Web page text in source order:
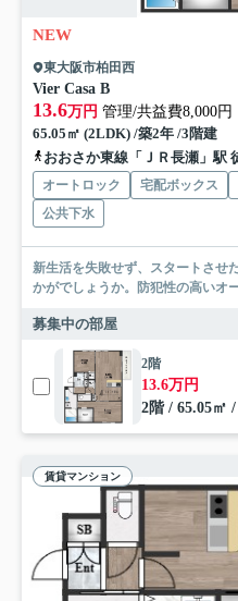
NEW
東大阪市柏田西
Vier Casa B
13.6万円 管理/共益費8,000円
65.05㎡ (2LDK) /築2年 /3階建
おおさか東線「ＪＲ長瀬」駅
オートロック 宅配ボックス
公共下水
新生活を失敗せず、スタートさせ
かがでしょうか。防犯性の高いオ
募集中の部屋
2階
13.6万円
2階 / 65.05㎡
賃貸マンション